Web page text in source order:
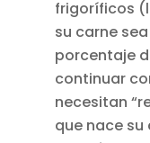
frigoríficos
su carne
porcentaje
continuar
necesitan
que nace